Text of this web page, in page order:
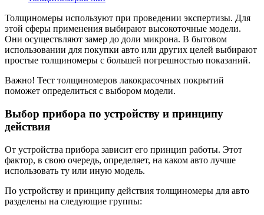
Толщиномеры используют при проведении экспертизы. Для
этой сферы применения выбирают высокоточные модели.
Они осуществляют замер до доли микрона. В бытовом
использовании для покупки авто или других целей выбирают
простые толщиномеры с большей погрешностью показаний.
Важно! Тест толщиномеров лакокрасочных покрытий
поможет определиться с выбором модели.
Выбор прибора по устройству и принципу
действия
От устройства прибора зависит его принцип работы. Этот
фактор, в свою очередь, определяет, на каком авто лучше
использовать ту или иную модель.
По устройству и принципу действия толщиномеры для авто
разделены на следующие группы: